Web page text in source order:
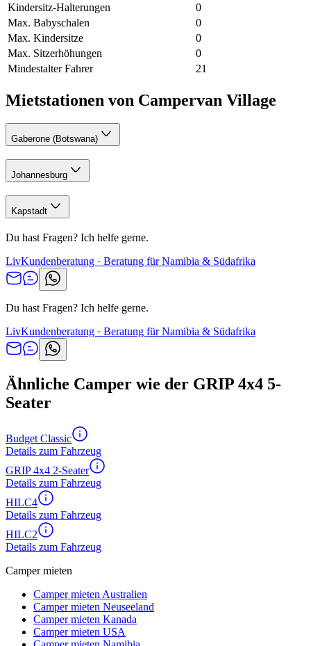
Kindersitz-Halterungen
0
Max. Babyschalen
0
Max. Kindersitze
0
Max. Sitzerhöhungen
0
Mindestalter Fahrer
21
Mietstationen von Campervan Village
Gaberone (Botswana)
Johannesburg
Kapstadt
Du hast Fragen? Ich helfe gerne.
LivKundenberatung · Beratung für Namibia & Südafrika
Du hast Fragen? Ich helfe gerne.
LivKundenberatung · Beratung für Namibia & Südafrika
Ähnliche Camper wie der GRIP 4x4 5-
Seater
Budget Classic
Details zum Fahrzeug
GRIP 4x4 2-Seater
Details zum Fahrzeug
HILC4
Details zum Fahrzeug
HILC2
Details zum Fahrzeug
Camper mieten
Camper mieten Australien
Camper mieten Neuseeland
Camper mieten Kanada
Camper mieten USA